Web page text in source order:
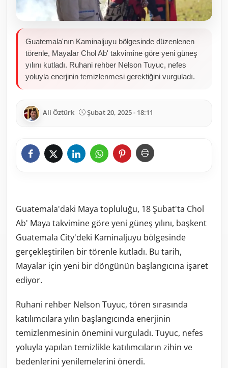
Guatemala'nın Kaminaljuyu bölgesinde düzenlenen
törenle, Mayalar Chol Ab' takvimine göre yeni güneş
yılını kutladı. Ruhani rehber Nelson Tuyuc, nefes
yoluyla enerjinin temizlenmesi gerektiğini vurguladı.
Ali Öztürk Şubat 20, 2025 - 18:11
Guatemala'daki Maya topluluğu, 18 Şubat'ta Chol
Ab' Maya takvimine göre yeni güneş yılını, başkent
Guatemala City'deki Kaminaljuyu bölgesinde
gerçekleştirilen bir törenle kutladı. Bu tarih,
Mayalar için yeni bir döngünün başlangıcına işaret
ediyor.
Ruhani rehber Nelson Tuyuc, tören sırasında
katılımcılara yılın başlangıcında enerjinin
temizlenmesinin önemini vurguladı. Tuyuc, nefes
yoluyla yapılan temizlikle katılımcıların zihin ve
bedenlerini yenilemelerini önerdi.